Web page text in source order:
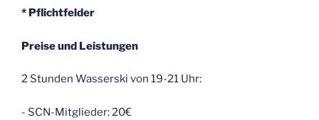
* Pflichtfelder
Preise und Leistungen
2 Stunden Wasserski von 19-21 Uhr:
- SCN-Mitglieder: 20€